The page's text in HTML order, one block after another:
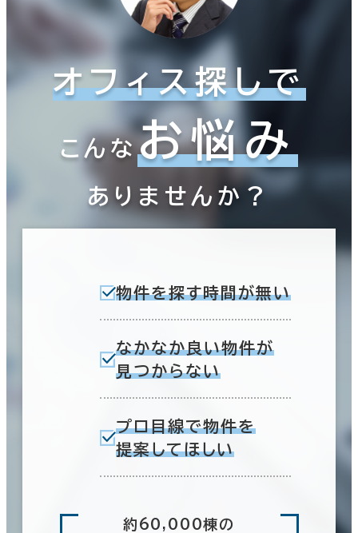
オフィス探しで
こんなお悩み
ありませんか？
物件を探す時間が無い
なかなか良い物件が
見つからない
プロ目線で物件を
提案してほしい
約60,000棟の